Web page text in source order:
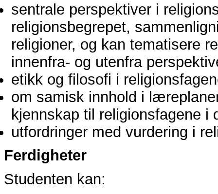
sentrale perspektiver i
religionsbegrepet,
religioner, og kan tematisere
innenfra- og utenfra
etikk og filosofi i
om samisk innhold i
kjennskap til religionsfagene
utfordringer med vurdering i
Ferdigheter
Studenten kan: